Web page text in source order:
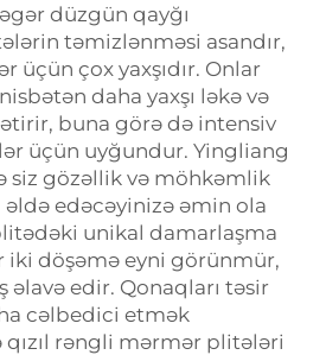
düzgün qayğı
təmizlənməsi asandır,
üçün çox yaxşıdır. Onlar
daha yaxşı ləkə və
buna görə də intensiv
üçün uyğundur. Yingliang
siz gözəllik və möhkəmlik
edəcəyinizə əmin ola
unikal damarlaşma
iki döşəmə eyni görünmür,
əlavə edir. Qonaqları təsir
cəlbedici etmək
qızıl rəngli mərmər plitələri